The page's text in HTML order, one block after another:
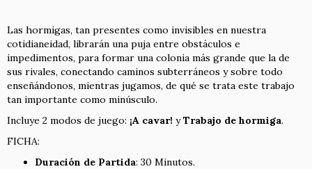
Las hormigas, tan presentes como invisibles en nuestra
cotidianeidad, librarán una puja entre obstáculos e
impedimentos, para formar una colonia más grande que la de
sus rivales, conectando caminos subterráneos y sobre todo
enseñándonos, mientras jugamos, de qué se trata este trabajo
tan importante como minúsculo.
Incluye 2 modos de juego: ¡A cavar! yTrabajo de hormiga.
FICHA:
Duración de Partida: 30 Minutos.